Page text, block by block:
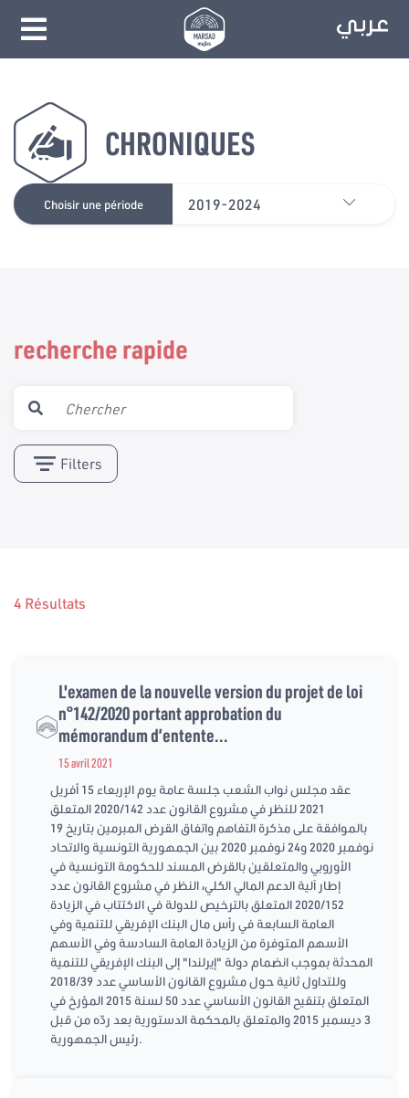
CHRONIQUES
Choisir une période 2019-2024
recherche rapide
Filters
4 Résultats
L'examen de la nouvelle version du projet de loi
n°142/2020 portant approbation du
mémorandum d’entente...
15 avril 2021
عقد مجلس نواب الشعب جلسة عامة يوم الإربعاء 15 أفريل
2021 للنظر في مشروع القانون عدد 2020/142 المتعلق
بالموافقة على مذكرة التفاهم واتفاق القرض المبرمين بتاريخ 19
نوفمبر 2020 و24 نوفمبر 2020 بين الجمهورية التونسية والاتحاد
الأوروبي والمتعلقين بالقرض المسند للحكومة التونسية في
إطار آلية الدعم المالي الكلي، النظر في مشروع القانون عدد
2020/152 المتعلق بالترخيص للدولة في الاكتتاب في الزيادة
العامة السابعة في رأس مال البنك الإفريقي للتنمية وفي
الأسهم المتوفرة من الزيادة العامة السادسة وفي الأسهم
المحدثة بموجب انضمام دولة "إيرلندا" إلى البنك الإفريقي للتنمية
وللتداول ثانية حول مشروع القانون الأساسي عدد 2018/39
المتعلق بتنقيح القانون الأساسي عدد 50 لسنة 2015 المؤرخ في
3 ديسمبر 2015 والمتعلق بالمحكمة الدستورية بعد ردّه من قبل
رئيس الجمهورية.